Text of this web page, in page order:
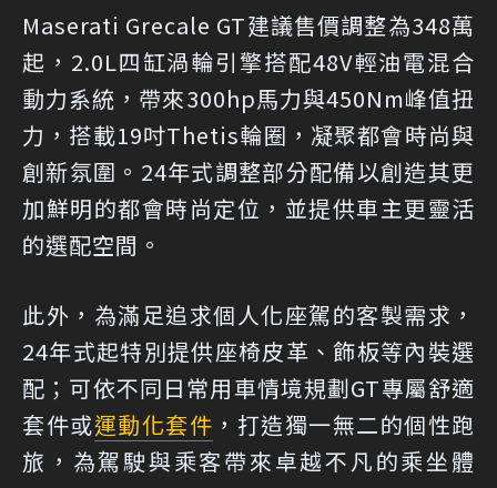
Maserati Grecale GT建議售價調整為348萬
起，2.0L四缸渦輪引擎搭配48V輕油電混合
動力系統，帶來300hp馬力與450Nm峰值扭
力，搭載19吋Thetis輪圈，凝聚都會時尚與
創新氛圍。24年式調整部分配備以創造其更
加鮮明的都會時尚定位，並提供車主更靈活
的選配空間。
此外，為滿足追求個人化座駕的客製需求，
24年式起特別提供座椅皮革、飾板等內裝選
配；可依不同日常用車情境規劃GT專屬舒適
套件或運動化套件 ，打造獨一無二的個性跑
旅，為駕駛與乘客帶來卓越不凡的乘坐體